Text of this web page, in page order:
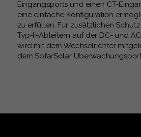
Eingangsports und einen CT-
eine einfache Konfiguration
zu erfüllen. Für zusätzlichen
Typ-II-Ableitern auf der DC- und
wird mit dem Wechselrichter
dem SofarSolar